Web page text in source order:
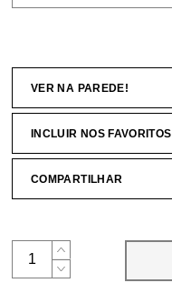
VER NA PAREDE!
INCLUIR NOS FAVORITOS
COMPARTILHAR